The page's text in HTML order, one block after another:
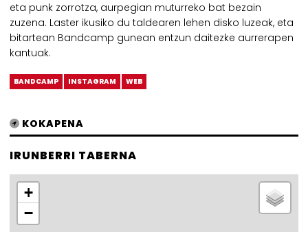
eta punk zorrotza, aurpegian muturreko bat bezain
zuzena. Laster ikusiko du taldearen lehen disko luzeak, eta
bitartean Bandcamp gunean entzun daitezke aurrerapen
kantuak.
BANDCAMP INSTAGRAM WEB
KOKAPENA
IRUNBERRI TABERNA
+
−